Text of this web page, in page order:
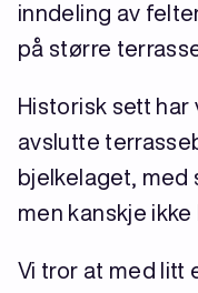
inndeling av
på større
Historisk sett har
avslutte
bjelkelaget, med
men kanskje
Vi tror at med litt